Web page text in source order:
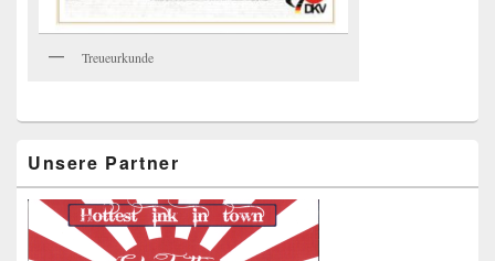
Treueurkunde
Unsere Partner